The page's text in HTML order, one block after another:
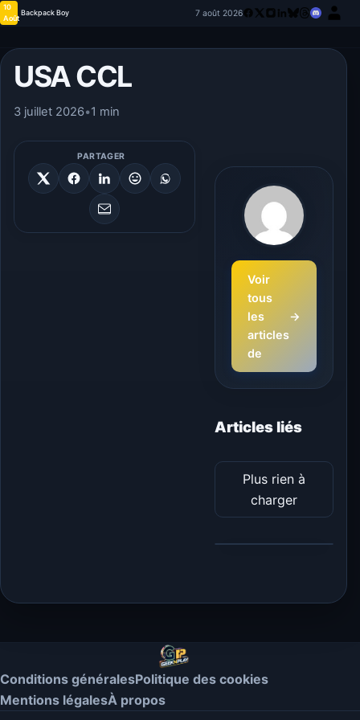
10
Août
Backpack Boy 7 août 2026
USA CCL
3 juillet 2026•1 min
PARTAGER
Voir
tous
les
articles
de
→
Articles liés
Plus rien à
charger
Conditions généralesPolitique des cookies
Mentions légalesÀ propos